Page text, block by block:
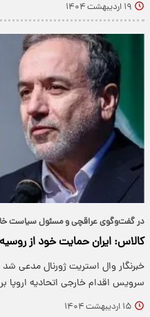
۱۹ اردیبهشت ۱۴۰۴
در گفت‌وگوی عراقچی و مسئول سیاست
کالاس: ایران حمایت خود از
خبرنگار وال استریت ژورنال مدعی
سرویس اقدام خارجی اتحادیه اروپا
۱۵ اردیبهشت ۱۴۰۴